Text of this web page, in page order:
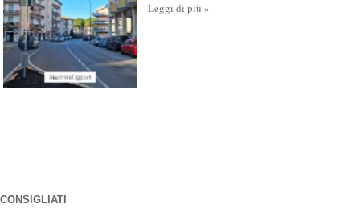
Leggi di più »
CONSIGLIATI